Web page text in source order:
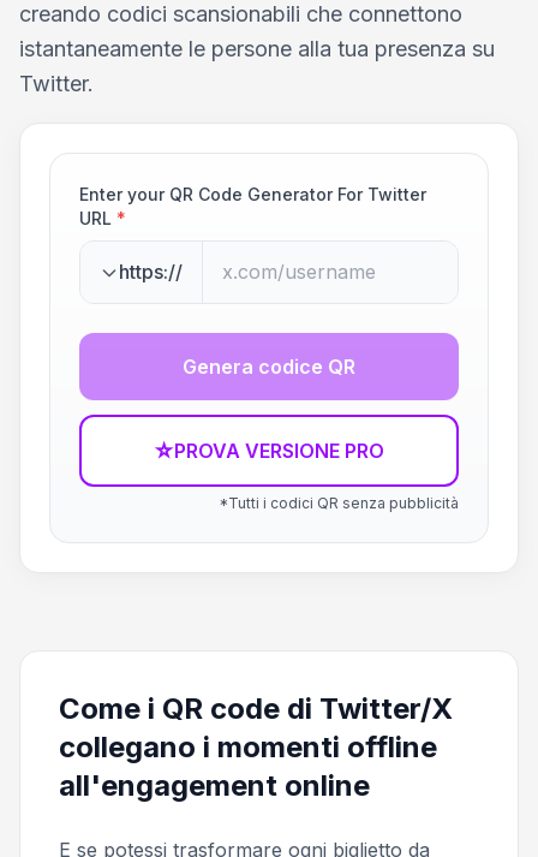
creando codici scansionabili che connettono
istantaneamente le persone alla tua presenza su
Twitter.
Enter your QR Code Generator For Twitter
URL *
https://
Genera codice QR
☆PROVA VERSIONE PRO
*Tutti i codici QR senza pubblicità
Come i QR code di Twitter/X
collegano i momenti offline
all'engagement online
E se potessi trasformare ogni biglietto da